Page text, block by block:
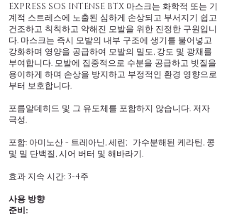
EXPRESS SOS INTENSE BTX 마스크는 화학적 또는 기
계적 스트레스에 노출된 심하게 손상되고 부서지기 쉽고
건조하고 칙칙하고 약해진 모발을 위한 진정한 구원입니
다. 마스크는 즉시 모발의 내부 구조에 생기를 불어넣고
강화하며 영양을 공급하여 모발의 밀도, 강도 및 광채를
부여합니다. 모발에 집중적으로 수분을 공급하고 빗질을
용이하게 하며 손상을 방지하고 부정적인 환경 영향으로
부터 보호합니다.
포름알데히드 및 그 유도체를 포함하지 않습니다. 저자
극성.
포함: 아미노산 - 트레아닌, 세린; 가수분해된 케라틴, 콩
및 밀 단백질, 시어 버터 및 해바라기.
효과 지속 시간: 3-4주
사용 방향
준비: